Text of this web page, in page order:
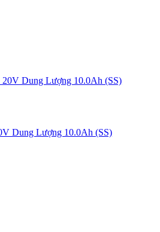
Dung Lượng 10.0Ah (SS)